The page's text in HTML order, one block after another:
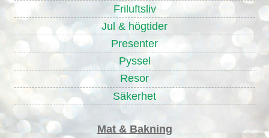
Friluftsliv
Jul & högtider
Presenter
Pyssel
Resor
Säkerhet
Mat & Bakning